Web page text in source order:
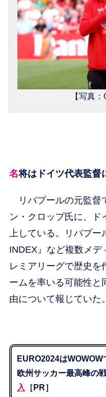
【写真：
名将はドイツ代表監督
リバプールの元監督
ン・クロップ氏に、ド
上している。リバプー
INDEX』など複数メ
レミアリーグで歴史を
ームを率いる可能性と
由について報じていた。
EURO2024はWOWOW
欧州サッカー最高峰の
入
［PR］